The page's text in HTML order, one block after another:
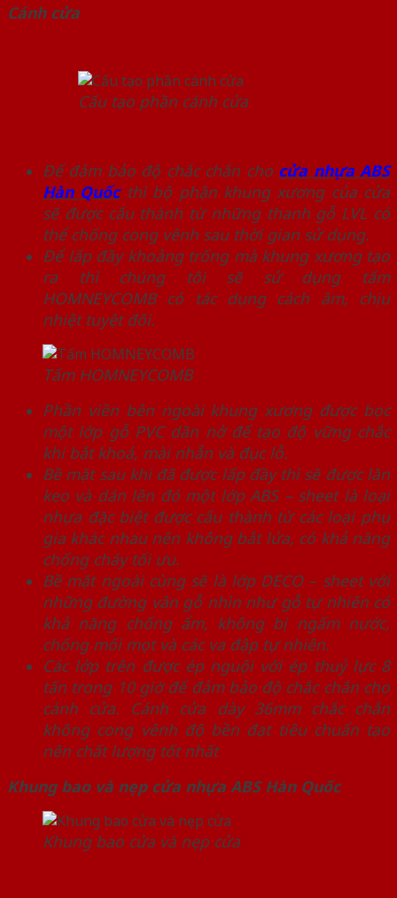
Cánh cửa
Cấu tạo phần cánh cửa
Để đảm bảo độ chắc chắn cho cửa nhựa ABS
Hàn Quốcthì bộ phận khung xương của cửa
sẽ được cấu thành từ những thanh gỗ LVL có
thể chống cong vênh sau thời gian sử dụng.
Để lấp đầy khoảng trống mà khung xương tạo
ra thì chúng tôi sẽ sử dụng tấm
HOMNEYCOMB có tác dụng cách âm, chịu
nhiệt tuyệt đối.
Tấm HOMNEYCOMB
Phần viền bên ngoài khung xương được bọc
một lớp gỗ PVC dãn nở để tạo độ vững chắc
khi bắt khoá, mài nhẵn và đục lỗ.
Bề mặt sau khi đã được lấp đầy thì sẽ được lăn
keo và dán lên đó một lớp ABS – sheet là loại
nhựa đặc biệt được cấu thành từ các loại phụ
gia khác nhau nên không bắt lửa, có khả năng
chống cháy tối ưu.
Bề mặt ngoài cùng sẽ là lớp DECO – sheet với
những đường vân gỗ nhìn như gỗ tự nhiên có
khả năng chống ẩm, không bị ngấm nước,
chống mối mọt và các va đập tự nhiên.
Các lớp trên được ép nguội với ép thuỷ lực 8
tấn trong 10 giờ để đảm bảo độ chắc chắn cho
cánh cửa. Cánh cửa dày 36mm chắc chắn
không cong vênh độ bền đạt tiêu chuẩn tạo
nên chất lượng tốt nhất
Khung bao và nẹp cửa nhựa ABS Hàn Quốc
Khung bao cửa và nẹp cửa